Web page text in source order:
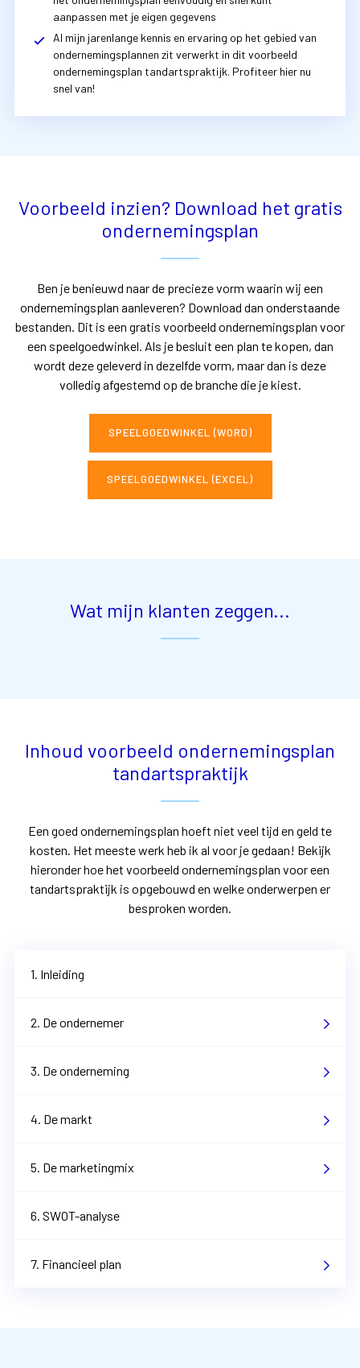
aanpassen met je eigen gegevens
Al mijn jarenlange kennis en ervaring op het gebied van
ondernemingsplannen zit verwerkt in dit voorbeeld
ondernemingsplan tandartspraktijk. Profiteer hier nu
snel van!
Voorbeeld inzien? Download het gratis
ondernemingsplan
Ben je benieuwd naar de precieze vorm waarin wij een
ondernemingsplan aanleveren? Download dan onderstaande
bestanden. Dit is een gratis voorbeeld ondernemingsplan voor
een speelgoedwinkel. Als je besluit een plan te kopen, dan
wordt deze geleverd in dezelfde vorm, maar dan is deze
volledig afgestemd op de branche die je kiest.
SPEELGOEDWINKEL (WORD)
SPEELGOEDWINKEL (EXCEL)
Wat mijn klanten zeggen...
Inhoud voorbeeld ondernemingsplan
tandartspraktijk
Een goed ondernemingsplan hoeft niet veel tijd en geld te
kosten. Het meeste werk heb ik al voor je gedaan! Bekijk
hieronder hoe het voorbeeld ondernemingsplan voor een
tandartspraktijk is opgebouwd en welke onderwerpen er
besproken worden.
1. Inleiding
2. De ondernemer
3. De onderneming
4. De markt
5. De marketingmix
6. SWOT-analyse
7. Financieel plan